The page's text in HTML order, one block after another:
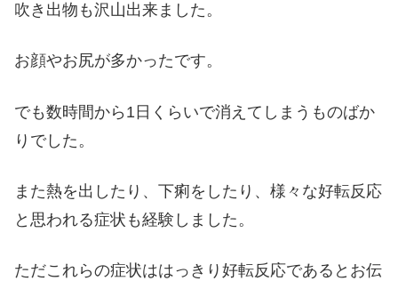
吹き出物も沢山出来ました。
お顔やお尻が多かったです。
でも数時間から1日くらいで消えてしまうものばか
りでした。
また熱を出したり、下痢をしたり、様々な好転反応
と思われる症状も経験しました。
ただこれらの症状ははっきり好転反応であるとお伝